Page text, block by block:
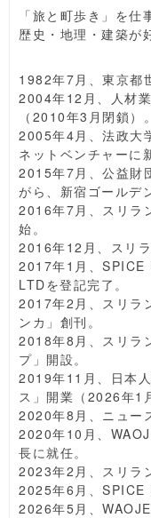
「旅と町歩き」を仕
歴史・地理・建築が
1982年7月、東京都
2004年12月、人材
（2010年3月閉鎖）。
2005年4月、法政大
ネットベンチャーに
2015年7月、公益財
がら、新宿ゴールデ
2016年7月、スリラ
始。
2016年12月、スリ
2017年1月、
LTDを登記完了。
2017年2月、スリラ
ンカ」創刊。
2018年8月、スリラ
プ」開設。
2019年11月、日本
ス」開業（2026年1
2020年8月、ニュー
2020年10月、
長に就任。
2023年2月、スリラ
2025年6月、SPICE
2026年5月、